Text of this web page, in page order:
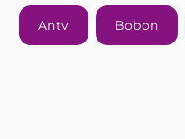
Antv Bobon